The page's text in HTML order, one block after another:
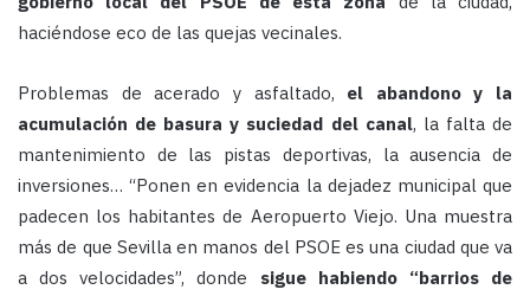
haciéndose eco de las quejas vecinales.
Problemas de acerado y asfaltado, el abandono y la
acumulación de basura y suciedad del canal, la falta de
mantenimiento de las pistas deportivas, la ausencia de
inversiones… “Ponen en evidencia la dejadez municipal que
padecen los habitantes de Aeropuerto Viejo. Una muestra
más de que Sevilla en manos del PSOE es una ciudad que va
a dos velocidades”, donde sigue habiendo “barrios de